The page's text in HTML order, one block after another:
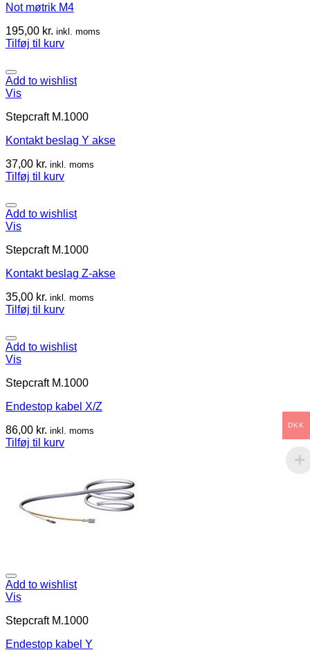
Not møtrik M4
195,00 kr. inkl. moms
Tilføj til kurv
Add to wishlist
Vis
Stepcraft M.1000
Kontakt beslag Y akse
37,00 kr. inkl. moms
Tilføj til kurv
Add to wishlist
Vis
Stepcraft M.1000
Kontakt beslag Z-akse
35,00 kr. inkl. moms
Tilføj til kurv
Add to wishlist
Vis
Stepcraft M.1000
Endestop kabel X/Z
86,00 kr. inkl. moms
Tilføj til kurv
Add to wishlist
Vis
Stepcraft M.1000
Endestop kabel Y
DKK